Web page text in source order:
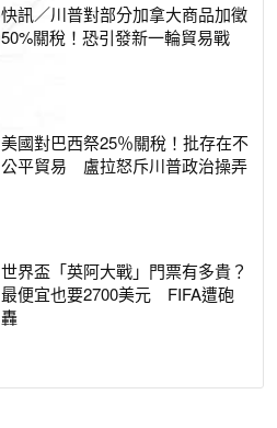
快訊／川普對部分加拿大商品加徵
50%關稅！恐引發新一輪貿易戰
美國對巴西祭25％關稅！批存在不
公平貿易 盧拉怒斥川普政治操弄
世界盃「英阿大戰」門票有多貴？
最便宜也要2700美元 FIFA遭砲
轟